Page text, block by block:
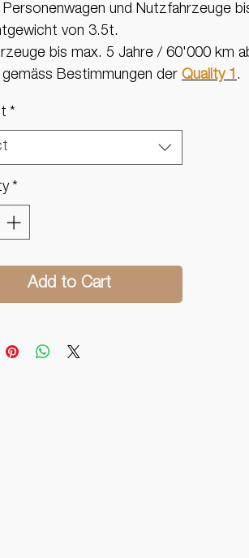
Personenwagen und Nutzfahrzeuge
von 3.5t.
bis max. 5 Jahre / 60'000 km
Bestimmungen der Quality 1 .
*
*
Add to Cart